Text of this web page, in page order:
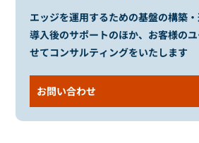
エッジを運用するための基盤の構築
導入後のサポートのほか、お客様の
せてコンサルティングをいたします
お問い合わせ